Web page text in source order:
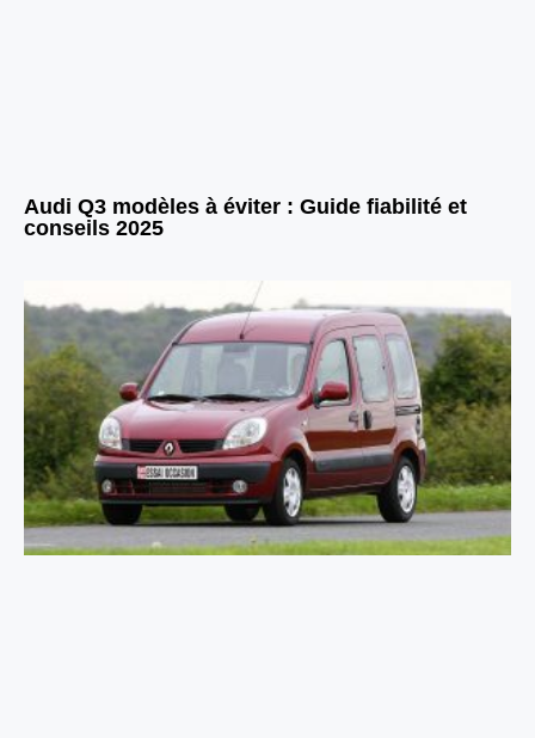
Audi Q3 modèles à éviter : Guide fiabilité et
conseils 2025